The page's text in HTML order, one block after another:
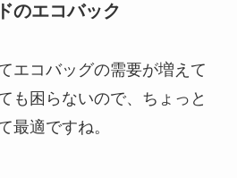
のエコバック
エコバッグの需要が増えて
も困らないので、ちょっと
最適ですね。